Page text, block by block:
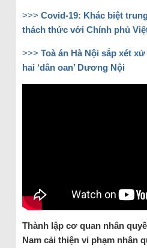
>>> Covid-19: Khác biệt
thách thức với Chính phủ
>>> Toà án Hà Nội sắp xét
hai ‘dân oan’ Dương Nội
Thành lập cơ quan nhân
Nam cải thiện vi phạm nhân